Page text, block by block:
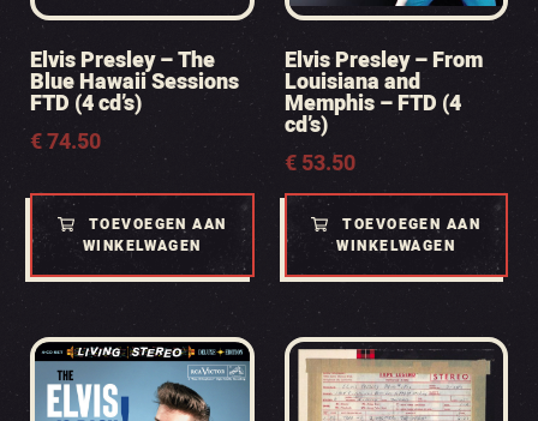
Elvis Presley – The
Blue Hawaii Sessions
FTD (4 cd’s)
€74.50
TOEVOEGEN AAN
WINKELWAGEN
Elvis Presley – From
Louisiana and
Memphis – FTD (4
cd’s)
€53.50
TOEVOEGEN AAN
WINKELWAGEN